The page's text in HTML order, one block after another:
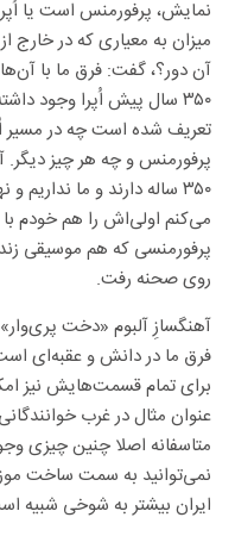
نمایش، پرفورمنس است یا
میزان به معیاری که در خارج
۳۵۰ سال پیش اُپرا وجود
تعریف شده است چه در مسیر
۳۵۰ ساله دارند و ما
پرفورمنسی که هم موسیقی
روی صحنه رفت.
آهنگسازِ آلبوم «دخت
فرق ما در دانش و عقبه‌ای است
برای تمام قسمت‌هایش نیز
عنوان مثال در غرب
متاسفانه اصلا چنین چیزی
نمی‌توانید به سمت ساخت
ایران بیشتر به شوخی شبیه